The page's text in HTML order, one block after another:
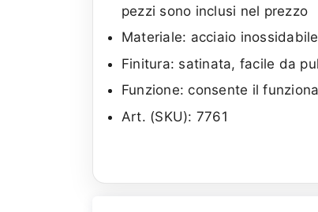
pezzi sono inclusi nel prezzo
Materiale: acciaio
Finitura: satinata, facile da
Funzione: consente il
Art. (SKU): 7761